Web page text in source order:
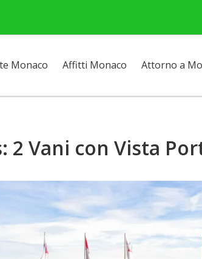
Monaco Affitti Monaco Attorno a
2 Vani con Vista